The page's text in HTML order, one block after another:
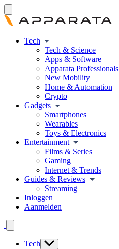
Tech
Tech & Science
Apps & Software
Apparata Professionals
New Mobility
Home & Automation
Crypto
Gadgets
Smartphones
Wearables
Toys & Electronics
Entertainment
Films & Series
Gaming
Internet & Trends
Guides & Reviews
Streaming
Inloggen
Aanmelden
Tech